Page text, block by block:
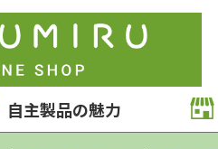
自主製品の魅力